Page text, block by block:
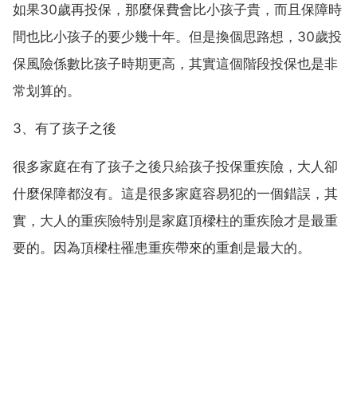
如果30歲再投保，那麼保費會比小孩子貴，而且保障時
間也比小孩子的要少幾十年。但是換個思路想，30歲投
保風險係數比孩子時期更高，其實這個階段投保也是非
常划算的。
3、有了孩子之後
很多家庭在有了孩子之後只給孩子投保重疾險，大人卻
什麼保障都沒有。這是很多家庭容易犯的一個錯誤，其
實，大人的重疾險特別是家庭頂樑柱的重疾險才是最重
要的。因為頂樑柱罹患重疾帶來的重創是最大的。